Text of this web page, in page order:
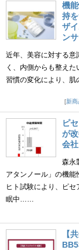
機
持
ザ
ン
近年、美容に対する意
く、内側からも整え
習慣の変化により、
新商
ピ
が
会社
森永
アタンノール」の機
ヒト試験により、ピ
眠中……
【